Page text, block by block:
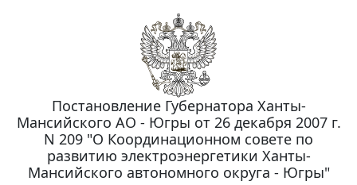
Постановление Губернатора Ханты-
Мансийского АО - Югры от 26 декабря 2007 г.
N 209 "О Координационном совете по
развитию электроэнергетики Ханты-
Мансийского автономного округа - Югры"